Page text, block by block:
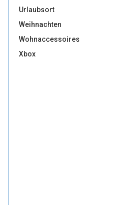
Urlaubsort
Weihnachten
Wohnaccessoires
Xbox